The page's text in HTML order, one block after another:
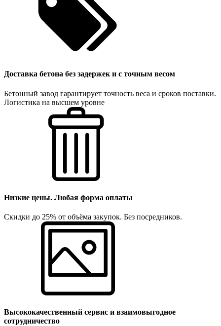
Доставка бетона без задержек и с точным весом
Бетонный завод гарантирует точность веса и сроков поставки.
Логистика на высшем уровне
Низкие цены. Любая форма оплаты
Скидки до 25% от объёма закупок. Без посредников.
Высококачественный сервис и взаимовыгодное
сотрудничество